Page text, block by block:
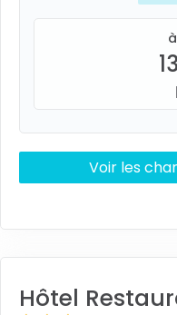
Voir les
Hôtel